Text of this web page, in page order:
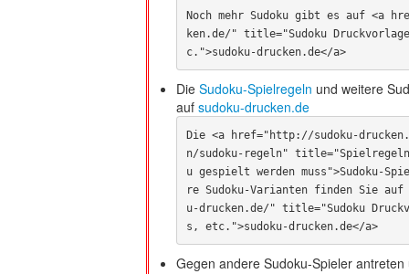
Noch mehr Sudoku gibt es auf <a
ken.de/" title="Sudoku
c.">sudoku-drucken.de</a>
Die Sudoku-Spielregeln und weitere
auf sudoku-drucken.de
Die <a href="http://sudoku-
n/sudoku-regeln" title="Spielregeln
u gespielt werden muss">Sudoku-
re Sudoku-Varianten finden Sie
u-drucken.de/" title="Sudoku
s, etc.">sudoku-drucken.de</a>
Gegen andere Sudoku-Spieler